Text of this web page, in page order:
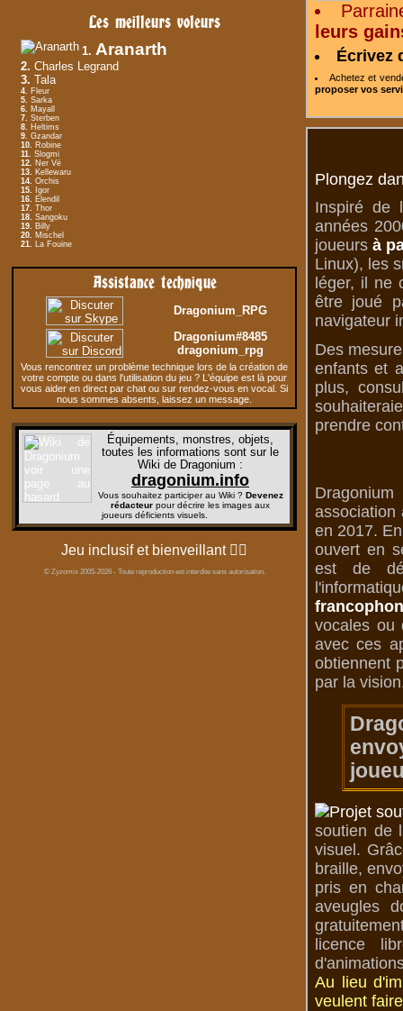
Les meilleurs voleurs
1. Aranarth
2. Charles Legrand
3. Tala
4. Fleur
5. Sarka
6. Mayall
7. Sterben
8. Heltims
9. Gzandar
10. Robine
11. Slogmi
12. Ner Vë
13. Kellewaru
14. Orchis
15. Igor
16. Elendil
17. Thor
18. Sangoku
19. Billy
20. Mischel
21. La Fouine
Assistance technique
Dragonium_RPG
Dragonium#8485
dragonium_rpg
Vous rencontrez un problème technique lors de la création de
votre compte ou dans l'utilisation du jeu ? L'équipe est là pour
vous aider en direct par chat ou sur rendez-vous en vocal. Si
nous sommes absents, laissez un message.
Équipements, monstres, objets,
toutes les informations sont sur le
Wiki de Dragonium :
dragonium.info
Vous souhaitez participer au Wiki ? Devenez
rédacteur pour décrire les images aux
joueurs déficients visuels.
Jeu inclusif et bienveillant 🏳️‍🌈
© Zyzomis 2005-2026 - Toute reproduction est interdite sans autorisation.
leurs
Écrivez
Achetez et
proposer vos
Plongez
Inspiré de
années
joueursà
Linux), les
léger, il ne
être joué
navigateur
Des
enfants et
plus,
prendre
en 2017.
ouvert en
est de
vocales ou
avec ces
obtiennent
par la
soutien de
visuel.
braille,
pris en
aveugles
licence
Au lieu
veulent